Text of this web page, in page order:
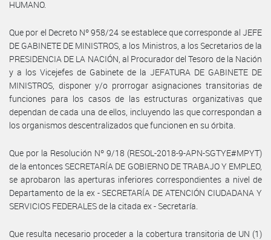
HUMANO.
Que por el Decreto Nº 958/24 se establece que corresponde al JEFE
DE GABINETE DE MINISTROS, a los Ministros, a los Secretarios de la
PRESIDENCIA DE LA NACIÓN, al Procurador del Tesoro de la Nación
y a los Vicejefes de Gabinete de la JEFATURA DE GABINETE DE
MINISTROS, disponer y/o prorrogar asignaciones transitorias de
funciones para los casos de las estructuras organizativas que
dependan de cada una de ellos, incluyendo las que correspondan a
los organismos descentralizados que funcionen en su órbita.
Que por la Resolución Nº 9/18 (RESOL-2018-9-APN-SGTYE#MPYT)
de la entonces SECRETARÍA DE GOBIERNO DE TRABAJO Y EMPLEO,
se aprobaron las aperturas inferiores correspondientes a nivel de
Departamento de la ex - SECRETARÍA DE ATENCIÓN CIUDADANA Y
SERVICIOS FEDERALES de la citada ex - Secretaría.
Que resulta necesario proceder a la cobertura transitoria de UN (1)